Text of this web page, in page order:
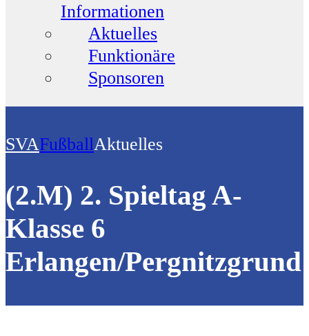
Informationen
Aktuelles
Funktionäre
Sponsoren
SVAFußballAktuelles
(2.M) 2. Spieltag A-
Klasse 6
Erlangen/Pergnitzgrund